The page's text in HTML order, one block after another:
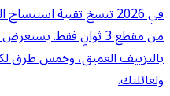
في 2026 تنسخ تقنية
من مقطع 3 ثوانٍ فقط.
بالتزييف العميق، وخمس طرق
ولعائلتك.